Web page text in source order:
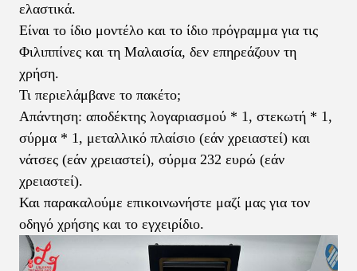
ελαστικά.
Είναι το ίδιο μοντέλο και το ίδιο πρόγραμμα για τις
Φιλιππίνες και τη Μαλαισία, δεν επηρεάζουν τη
χρήση.
Τι περιελάμβανε το πακέτο;
Απάντηση: αποδέκτης λογαριασμού * 1, στεκωτή * 1,
σύρμα * 1, μεταλλικό πλαίσιο (εάν χρειαστεί) και
νάτσες (εάν χρειαστεί), σύρμα 232 ευρώ (εάν
χρειαστεί).
Και παρακαλούμε επικοινωνήστε μαζί μας για τον
οδηγό χρήσης και το εγχειρίδιο.